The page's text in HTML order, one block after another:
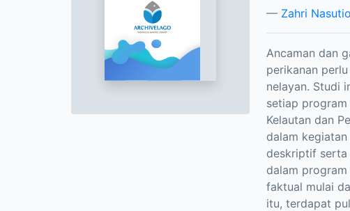
Zahri
Ancaman dan
perikanan
nelayan. Studi
setiap program
Kelautan dan
dalam
deskriptif serta
dalam
faktual mulai
itu, terdapat